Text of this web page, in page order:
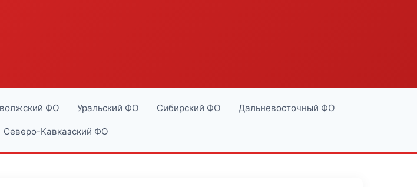
ФО Уральский ФО Сибирский ФО Дальневосточный ФО
Северо-Кавказский ФО